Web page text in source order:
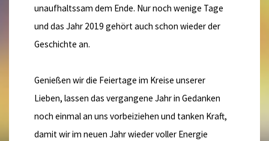
unaufhaltssam dem Ende. Nur noch wenige Tage
und das Jahr 2019 gehört auch schon wieder der
Geschichte an.
Genießen wir die Feiertage im Kreise unserer
Lieben, lassen das vergangene Jahr in Gedanken
noch einmal an uns vorbeiziehen und tanken Kraft,
damit wir im neuen Jahr wieder voller Energie